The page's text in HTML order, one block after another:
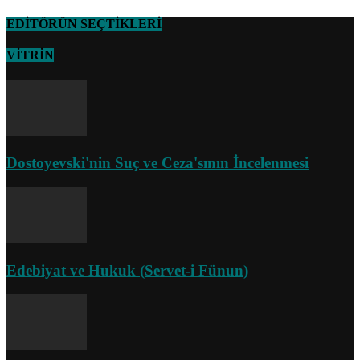
EDİTÖRÜN SEÇTİKLERİ
VİTRİN
Dostoyevski'nin Suç ve Ceza'sının İncelenmesi
Edebiyat ve Hukuk (Servet-i Fünun)